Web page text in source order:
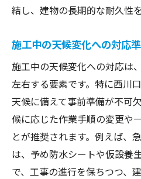
結し、建物の長期的な耐久性
施工中の天候変化への対応
施工中の天候変化への対応は
左右する要素です。特に西川
天候に備えて事前準備が不可
候に応じた作業手順の変更や
とが推奨されます。例えば、
は、予め防水シートや仮設養
で、工事の進行を保ちつつ、